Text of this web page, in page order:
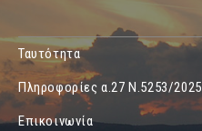
Ταυτότητα
Πληροφορίες α.27 Ν.5253/2025
Επικοινωνία